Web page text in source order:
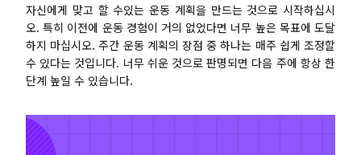
자신에게 맞고 할 수있는 운동 계획을 만드는 것으로 시작하십시
오. 특히 이전에 운동 경험이 거의 없었다면 너무 높은 목표에 도달
하지 마십시오. 주간 운동 계획의 장점 중 하나는 매주 쉽게 조정할
수 있다는 것입니다. 너무 쉬운 것으로 판명되면 다음 주에 항상 한
단계 높일 수 있습니다.